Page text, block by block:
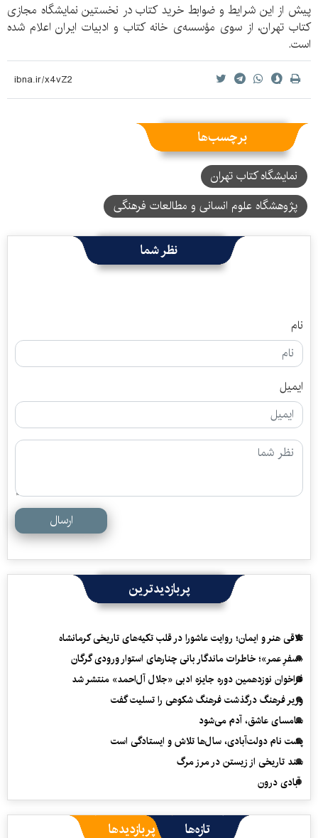
پیش از این شرایط و ضوابط خرید کتاب در نخستین نمایشگاه مجازی
کتاب تهران، از سوی مؤسسه‌ی خانه کتاب و ادبیات ایران اعلام شده
است.
برچسب‌ها
نمایشگاه کتاب تهران
پژوهشگاه علوم انسانی و مطالعات فرهنگی
نظر شما
نام
ایمیل
ارسال
پربازدیدترین
تلاقی هنر و ایمان؛ روایت عاشورا در قلب تکیه‌های تاریخی کرمانشاه
«سفرِ عمر»؛ خاطرات ماندگار بانی چنارهای استوار ورودی گرگان
فراخوان نوزدهمین دوره جایزه ادبی «جلال آل‌احمد» منتشر شد
وزیر فرهنگ درگذشت فرهنگ شکوهی را تسلیت گفت
سامسای عاشق، آدم می‌شود
پشت نام دولت‌آبادی، سال‌ها تلاش و ایستادگی است
سند تاریخی از زیستن در مرز مرگ
آبادی درون
تازه‌ها پربازدیدها